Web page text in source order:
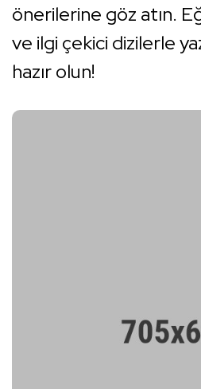
önerilerine göz atın.
ve ilgi çekici dizilerle
hazır olun!